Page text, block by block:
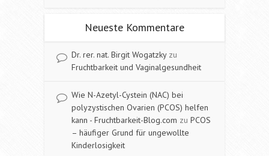
Neueste Kommentare
Dr. rer. nat. Birgit Wogatzkyzu
Fruchtbarkeit und Vaginalgesundheit
Wie N-Azetyl-Cystein (NAC) bei
polyzystischen Ovarien (PCOS) helfen
kann - Fruchtbarkeit-Blog.com zu PCOS
– häufiger Grund für ungewollte
Kinderlosigkeit